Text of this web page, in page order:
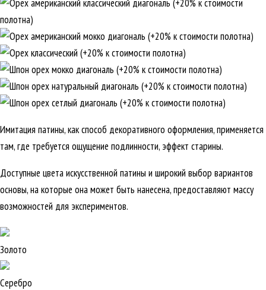
Имитация патины, как способ декоративного оформления, применяется
там, где требуется ощущение подлинности, эффект старины.
Доступные цвета искусственной патины и широкий выбор вариантов
основы, на которые она может быть нанесена, предоставляют массу
возможностей для экспериментов.
Золото
Серебро